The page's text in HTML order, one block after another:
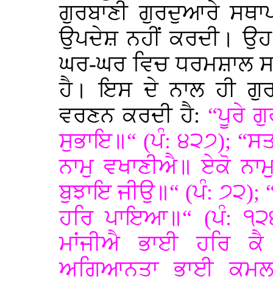
ਗੁਰਬਾਣੀ ਗੁਰਦੁਆਰੇ
ਉਪਦੇਸ਼ ਨਹੀਂ ਕਰਦੀ।
ਘਰ-ਘਰ ਵਿਚ ਧਰਮਸ਼ਾਲ
ਹੈ। ਇਸ ਦੇ ਨਾਲ ਹੀ
ਵਰਣਨ ਕਰਦੀ ਹੈ: “ਪੂਰੇ
ਸੁਭਾਇ॥“ (ਪੰ: ੪੨੭);
ਨਾਮੁ ਵਖਾਣੀਐ॥ ਏਕੋ
ਬੁਝਾਇ ਜੀਉ॥“ (ਪੰ: ੭੨);
ਹਰਿ ਪਾਇਆ॥“ (ਪੰ:
ਮਾਂਜੀਐ ਭਾਈ ਹਰਿ ਕੈ
ਅਗਿਆਨਤਾ ਭਾਈ